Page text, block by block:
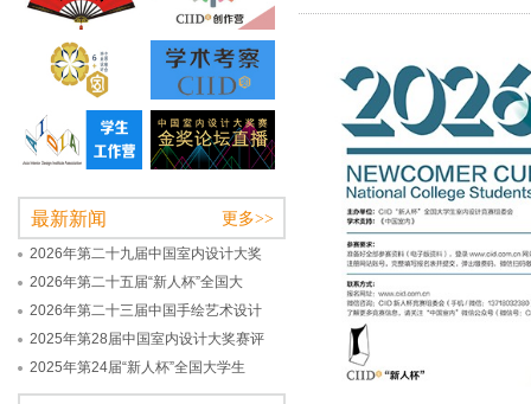
最新新闻 更多>>
2026年第二十九届中国室内设计大奖
2026年第二十五届“新人杯”全国大
2026年第二十三届中国手绘艺术设计
2025年第28届中国室内设计大奖赛评
2025年第24届“新人杯”全国大学生